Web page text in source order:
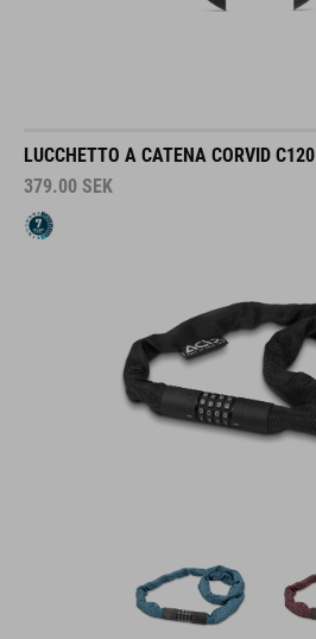
LUCCHETTO A CATENA CORVID C120
379.00 SEK